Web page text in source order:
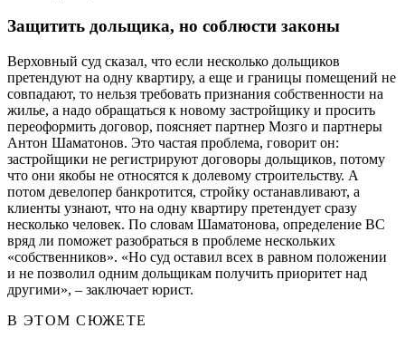
Защитить дольщика, но соблюсти законы
Верховный суд сказал, что если несколько дольщиков
претендуют на одну квартиру, а еще и границы помещений не
совпадают, то нельзя требовать признания собственности на
жилье, а надо обращаться к новому застройщику и просить
переоформить договор, поясняет партнер Мозго и партнеры
Антон Шаматонов. Это частая проблема, говорит он:
застройщики не регистрируют договоры дольщиков, потому
что они якобы не относятся к долевому строительству. А
потом девелопер банкротится, стройку останавливают, а
клиенты узнают, что на одну квартиру претендует сразу
несколько человек. По словам Шаматонова, определение ВС
вряд ли поможет разобраться в проблеме нескольких
«собственников». «Но суд оставил всех в равном положении
и не позволил одним дольщикам получить приоритет над
другими», – заключает юрист.
В ЭТОМ СЮЖЕТЕ